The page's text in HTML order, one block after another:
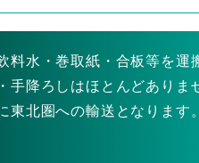
料水・巻取紙・合板等を運
手降ろしはほとんどありま
東北圏への輸送となります。